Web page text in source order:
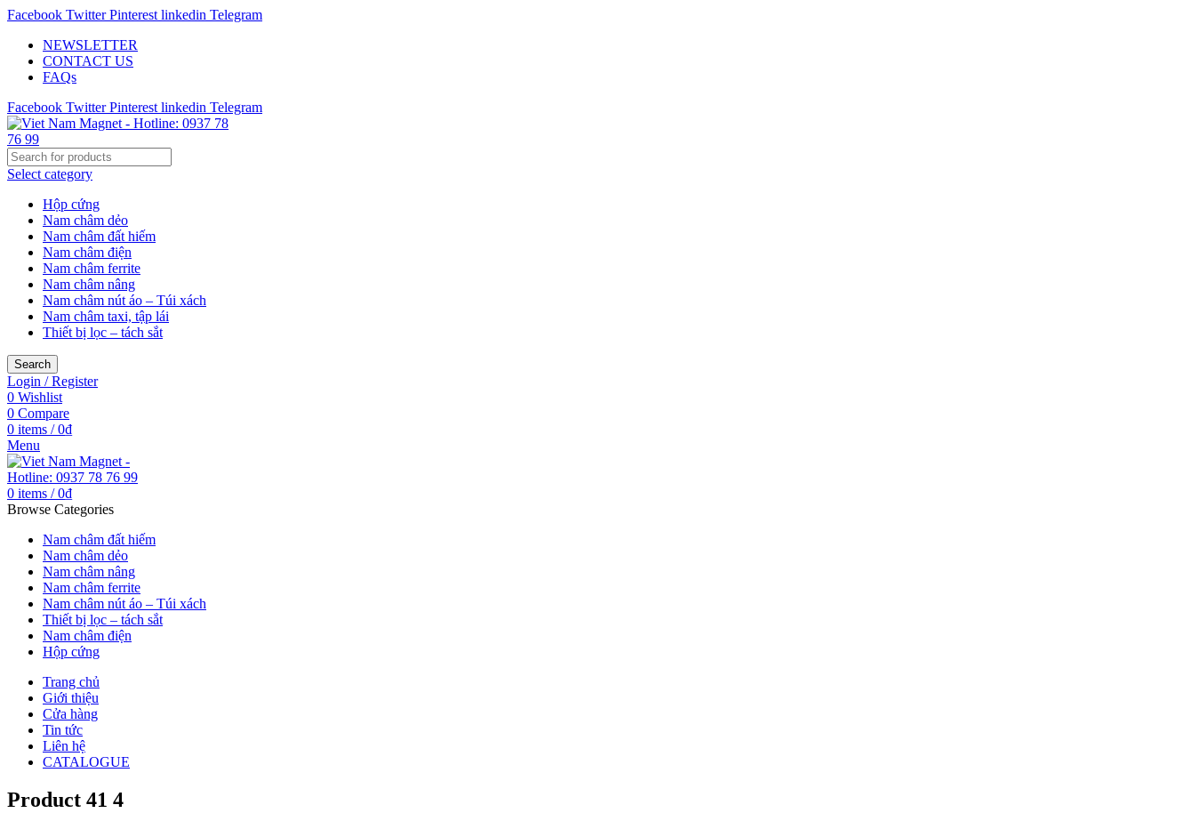
Facebook Twitter Pinterest linkedin Telegram
NEWSLETTER
CONTACT US
FAQs
Facebook Twitter Pinterest linkedin Telegram
Select category
Hộp cứng
Nam châm dẻo
Nam châm đất hiếm
Nam châm điện
Nam châm ferrite
Nam châm nâng
Nam châm nút áo – Túi xách
Nam châm taxi, tập lái
Thiết bị lọc – tách sắt
Search
Login / Register
0 Wishlist
0 Compare
0 items / 0₫
Menu
0 items / 0₫
Browse Categories
Nam châm đất hiếm
Nam châm dẻo
Nam châm nâng
Nam châm ferrite
Nam châm nút áo – Túi xách
Thiết bị lọc – tách sắt
Nam châm điện
Hộp cứng
Trang chủ
Giới thiệu
Cửa hàng
Tin tức
Liên hệ
CATALOGUE
Product 41 4